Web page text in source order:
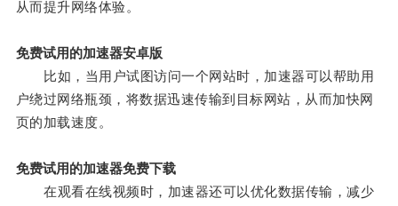
从而提升网络体验。
免费试用的加速器安卓版
比如，当用户试图访问一个网站时，加速器可以帮助用
户绕过网络瓶颈，将数据迅速传输到目标网站，从而加快网
页的加载速度。
免费试用的加速器免费下载
在观看在线视频时，加速器还可以优化数据传输，减少